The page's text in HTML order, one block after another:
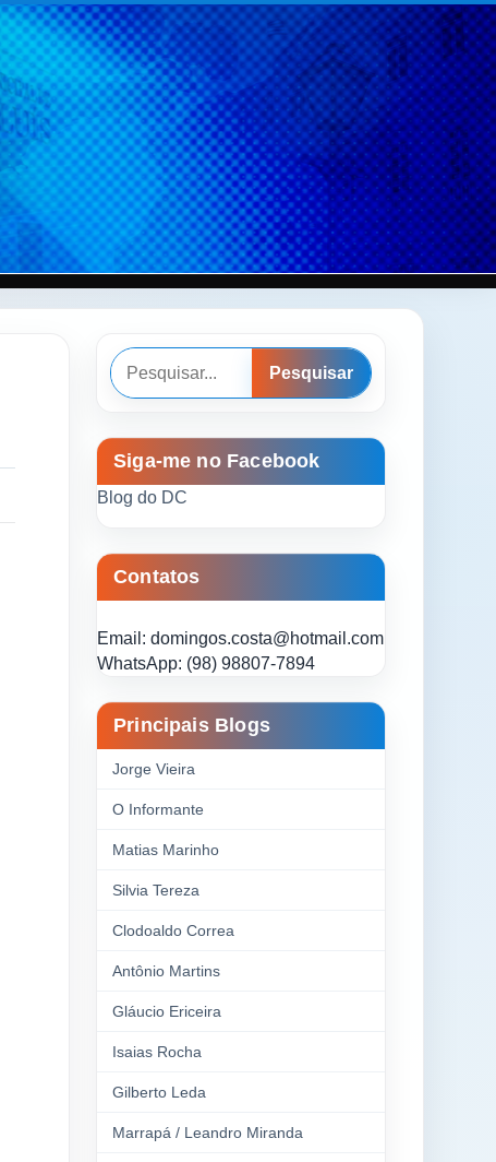
Pesquisar
Pesquisar
Siga-me no Facebook
Blog do DC
Contatos
Email: domingos.costa@hotmail.com
WhatsApp: (98) 98807-7894
Principais Blogs
Jorge Vieira
O Informante
Matias Marinho
Silvia Tereza
Clodoaldo Correa
Antônio Martins
Gláucio Ericeira
Isaias Rocha
Gilberto Leda
Marrapá / Leandro Miranda